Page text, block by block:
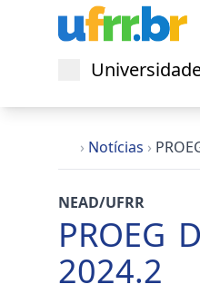
Abrir menu
› Notícias ›
NEAD/UFRR
PROEG
2024.2